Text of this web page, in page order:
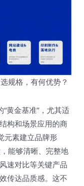
规格，有何优势？
黄金基准”，尤其适
构和场景应用的商
元素建立品牌形
能够清晰、完整地
速对比等关键产品
传达品质感。这不